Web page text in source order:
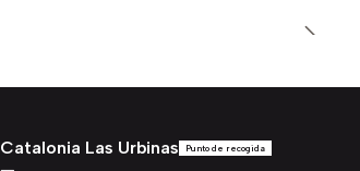
Catalonia Las Urbinas Punto de recogida